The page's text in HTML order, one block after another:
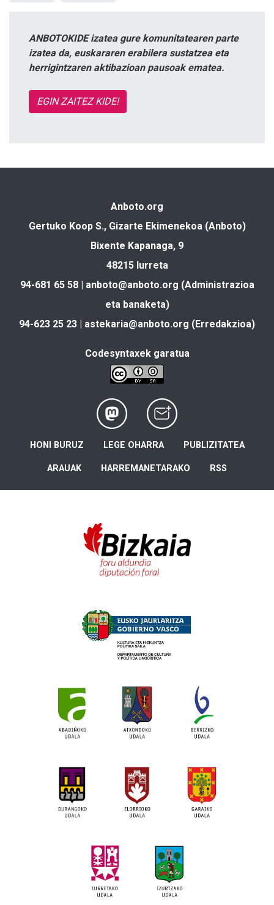
ANBOTOKIDE izatea gure komunitatearen parte
izatea da, euskararen erabilera sustatzea eta
herrigintzaren aktibazioan pausoak ematea.
EGIN ZAITEZ KIDE!
Anboto.org
Gertuko Koop S., Gizarte Ekimenekoa (Anboto)
Bixente Kapanaga, 9
48215 Iurreta
94-681 65 58 | anboto@anboto.org (Administrazioa
eta banaketa)
94-623 25 23 | astekaria@anboto.org (Erredakzioa)
Codesyntaxek garatua
HONI BURUZ LEGE OHARRA PUBLIZITATEA
ARAUAK HARREMANETARAKO RSS